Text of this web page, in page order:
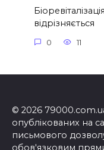
відрізняється
0 11
© 2026
опублікованих на
письмового
обов'язковим